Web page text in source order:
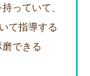
っていて、
て指導する
できる